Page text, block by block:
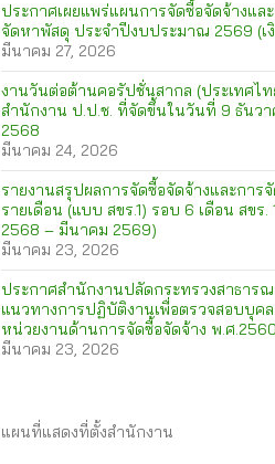
ประกาศเผยแพร่แผนการจัดซื้อจัดจ้างแล
จัดหาพัสดุ ประจำปีงบประมาณ 2569 (เ
มีนาคม 27, 2026
งานวันต่อต้านคอรัปชั่นสากล (ประเทศไท
สำนักงาน ป.ป.ช. ที่จัดขึ้นในวันที่ 9 ธันวา
2568
มีนาคม 24, 2026
รายงานสรุปผลการจัดซื้อจัดจ้างและการ
รายเดือน (แบบ สขร.1) รอบ 6 เดือน สขร.
2568 – มีนาคม 2569)
มีนาคม 23, 2026
ประกาศสำนักงานปลัดกระทรวงสาธาร
แนวทางการปฏิบัติงานเพื่อตรวจสอบบุค
หน่วยงานด้านการจัดซื้อจัดจ้าง พ.ศ.2560
มีนาคม 23, 2026
แผนที่แสดงที่ตั้งสำนักงาน